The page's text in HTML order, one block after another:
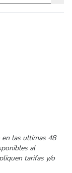
en las ultimas 48
al
tarifas y/o